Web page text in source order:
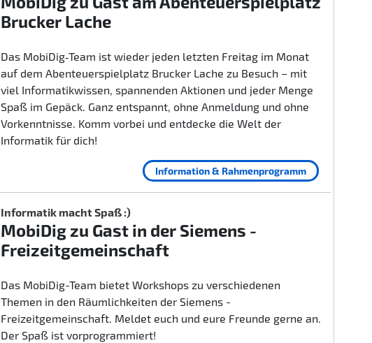
Brucker Lache
Das MobiDig‑Team ist wieder jeden letzten Freitag im Monat
auf dem Abenteuerspielplatz Brucker Lache zu Besuch – mit
viel Informatikwissen, spannenden Aktionen und jeder Menge
Spaß im Gepäck. Ganz entspannt, ohne Anmeldung und ohne
Vorkenntnisse. Komm vorbei und entdecke die Welt der
Informatik für dich!
Information & Rahmenprogramm
Informatik macht Spaß :)
MobiDig zu Gast in der Siemens -
Freizeitgemeinschaft
Das MobiDig-Team bietet Workshops zu verschiedenen
Themen in den Räumlichkeiten der Siemens -
Freizeitgemeinschaft. Meldet euch und eure Freunde gerne an.
Der Spaß ist vorprogrammiert!